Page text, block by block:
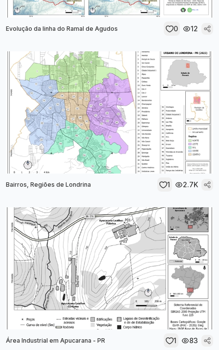
Evolução da linha do Ramal de Agudos 0 12
Bairros, Regiões de Londrina 1 2.7K
Área Industrial em Apucarana - PR 1 83